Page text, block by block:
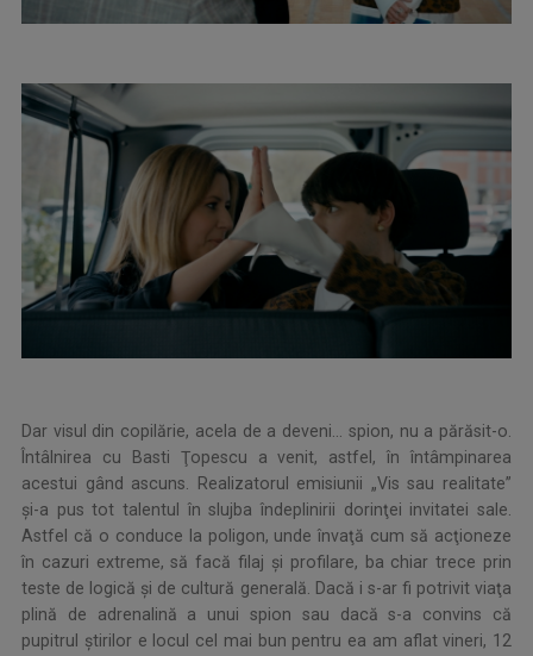
Dar visul din copilărie, acela de a deveni... spion, nu a părăsit-o.
Întâlnirea cu Basti Ţopescu a venit, astfel, în întâmpinarea
acestui gând ascuns. Realizatorul emisiunii „Vis sau realitate”
și-a pus tot talentul în slujba îndeplinirii dorinţei invitatei sale.
Astfel că o conduce la poligon, unde învaţă cum să acţioneze
în cazuri extreme, să facă filaj şi profilare, ba chiar trece prin
teste de logică şi de cultură generală. Dacă i s-ar fi potrivit viaţa
plină de adrenalină a unui spion sau dacă s-a convins că
pupitrul ştirilor e locul cel mai bun pentru ea am aflat vineri, 12